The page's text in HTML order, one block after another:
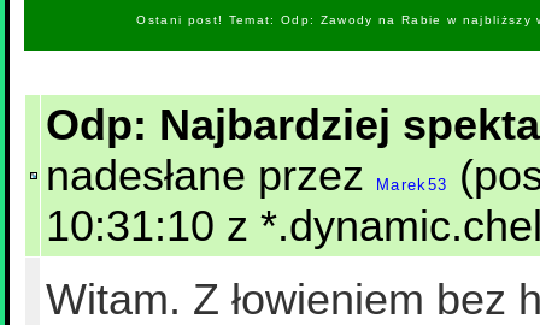
Ostani post! Temat: Odp: Zawody na Rabie w
Odp: Najbardziej
nadesłane przez
Marek53
10:31:10 z
Witam. Z łowieniem bez